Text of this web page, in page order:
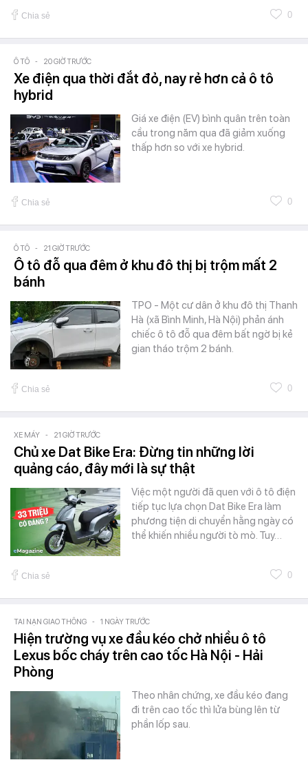
Chia sẻ 0
Ô TÔ - 20 GIỜ TRƯỚC
Xe điện qua thời đắt đỏ, nay rẻ hơn cả ô tô
hybrid
Giá xe điện (EV) bình quân trên toàn
cầu trong năm qua đã giảm xuống
thấp hơn so với xe hybrid.
Chia sẻ 0
Ô TÔ - 21 GIỜ TRƯỚC
Ô tô đỗ qua đêm ở khu đô thị bị trộm mất 2
bánh
TPO - Một cư dân ở khu đô thị Thanh
Hà (xã Bình Minh, Hà Nội) phản ánh
chiếc ô tô đỗ qua đêm bất ngờ bị kẻ
gian tháo trộm 2 bánh.
Chia sẻ 0
XE MÁY - 21 GIỜ TRƯỚC
Chủ xe Dat Bike Era: Đừng tin những lời
quảng cáo, đây mới là sự thật
Việc một người đã quen với ô tô điện
tiếp tục lựa chọn Dat Bike Era làm
phương tiện di chuyển hằng ngày có
thể khiến nhiều người tò mò. Tuy…
Chia sẻ 0
TAI NẠN GIAO THÔNG - 1 NGÀY TRƯỚC
Hiện trường vụ xe đầu kéo chở nhiều ô tô
Lexus bốc cháy trên cao tốc Hà Nội - Hải
Phòng
Theo nhân chứng, xe đầu kéo đang
đi trên cao tốc thì lửa bùng lên từ
phần lốp sau.